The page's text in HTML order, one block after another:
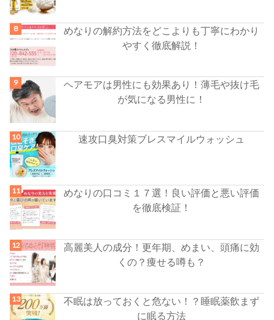
めなりの解約方法をどこよりも丁寧にわかり
やすく徹底解説！
ヘアモアは男性にも効果あり！薄毛や抜け毛
が気になる男性に！
速攻口臭対策ブレスマイルウォッシュ
めなりの口コミ１７選！良い評価と悪い評価
を徹底検証！
高麗美人の成分！更年期、めまい、頭痛に効
くの？痩せる噂も？
不眠は放っておくと危ない！？睡眠薬飲まず
に眠る方法